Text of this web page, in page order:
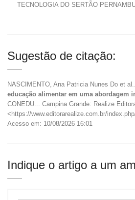
TECNOLOGIA DO SERTÃO
Sugestão de citação:
NASCIMENTO, Ana Patricia Nunes Do et al..
educação alimentar em uma abordagem
CONEDU... Campina Grande: Realize
<https://www.editorarealize.com.br/
Acesso em: 10/08/2026 16:01
Indique o artigo a um